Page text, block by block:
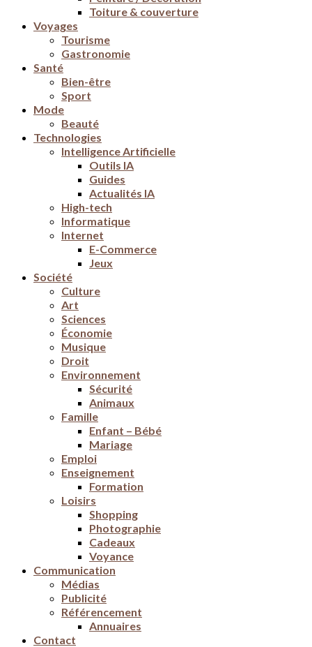
Toiture & couverture
Voyages
Tourisme
Gastronomie
Santé
Bien-être
Sport
Mode
Beauté
Technologies
Intelligence Artificielle
Outils IA
Guides
Actualités IA
High-tech
Informatique
Internet
E-Commerce
Jeux
Société
Culture
Art
Sciences
Économie
Musique
Droit
Environnement
Sécurité
Animaux
Famille
Enfant – Bébé
Mariage
Emploi
Enseignement
Formation
Loisirs
Shopping
Photographie
Cadeaux
Voyance
Communication
Médias
Publicité
Référencement
Annuaires
Contact